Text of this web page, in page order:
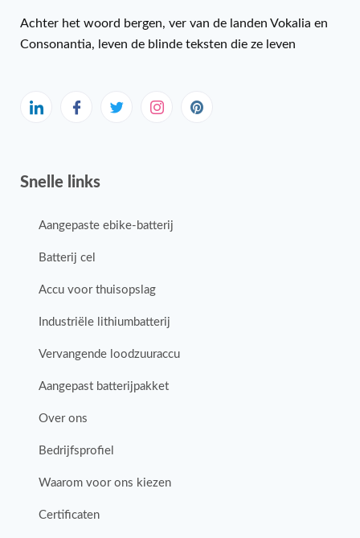
Achter het woord bergen, ver van de landen Vokalia en
Consonantia, leven de blinde teksten die ze leven
Snelle links
Aangepaste ebike-batterij
Batterij cel
Accu voor thuisopslag
Industriële lithiumbatterij
Vervangende loodzuuraccu
Aangepast batterijpakket
Over ons
Bedrijfsprofiel
Waarom voor ons kiezen
Certificaten